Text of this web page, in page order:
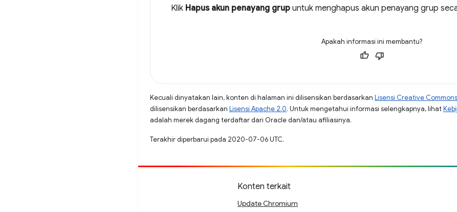
Klik Hapus akun penayang grup untuk menghapus akun penayang grup
Apakah informasi ini membantu?
Kecuali dinyatakan lain, konten di halaman ini dilisensikan berdasarkan Lisensi Creative
dilisensikan berdasarkan Lisensi Apache 2.0. Untuk mengetahui informasi selengkapnya, lihat
adalah merek dagang terdaftar dari Oracle dan/atau afiliasinya.
Terakhir diperbarui pada 2020-07-06 UTC.
Konten terkait
Update Chromium